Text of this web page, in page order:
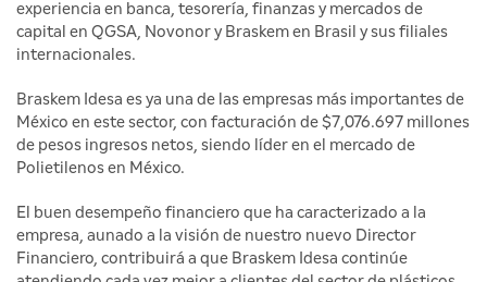
experiencia en banca, tesorería, finanzas y mercados de
capital en QGSA, Novonor y Braskem en Brasil y sus filiales
internacionales.
Braskem Idesa es ya una de las empresas más importantes de
México en este sector, con facturación de $7,076.697 millones
de pesos ingresos netos, siendo líder en el mercado de
Polietilenos en México.
El buen desempeño financiero que ha caracterizado a la
empresa, aunado a la visión de nuestro nuevo Director
Financiero, contribuirá a que Braskem Idesa continúe